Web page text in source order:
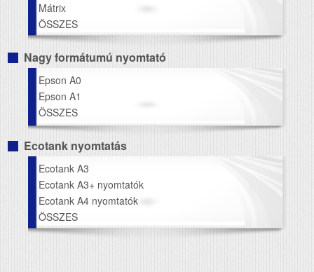
Mátrix
ÖSSZES
Nagy formátumú nyomtató
Epson A0
Epson A1
ÖSSZES
Ecotank nyomtatás
Ecotank A3
Ecotank A3+ nyomtatók
Ecotank A4 nyomtatók
ÖSSZES